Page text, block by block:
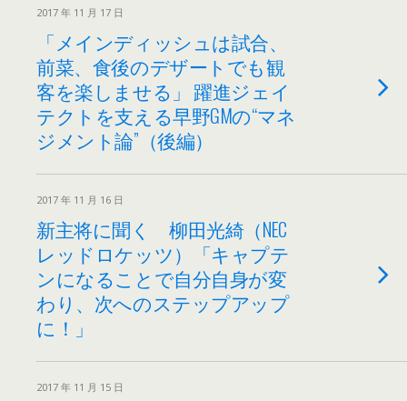
2017 年 11 月 17 日
「メインディッシュは試合、
前菜、食後のデザートでも観
客を楽しませる」 躍進ジェイ
テクトを支える早野GMの“マネ
ジメント論”（後編）
2017 年 11 月 16 日
新主将に聞く 柳田光綺（NEC
レッドロケッツ）「キャプテ
ンになることで自分自身が変
わり、次へのステップアップ
に！」
2017 年 11 月 15 日